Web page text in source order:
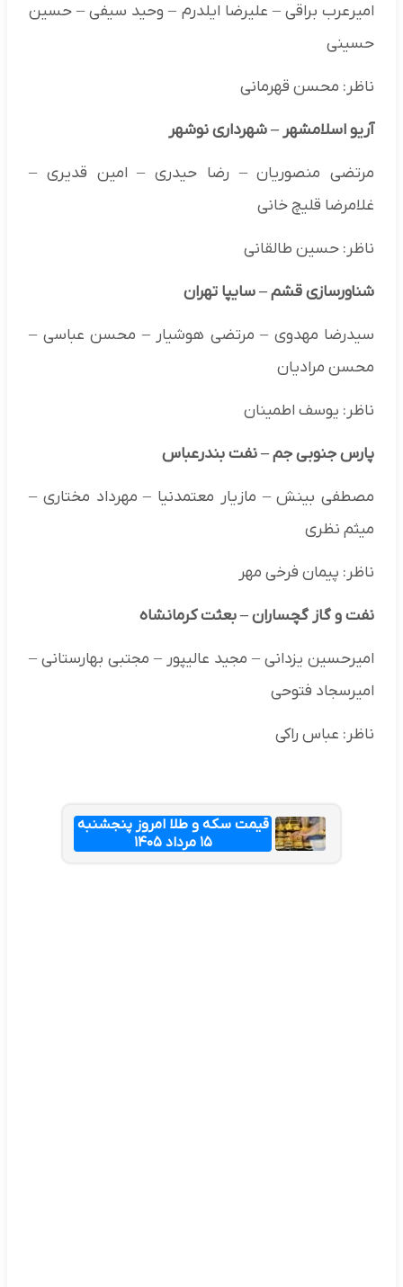
امیرعرب براقی – علیرضا ایلدرم – وحید سیفی – حسین
حسینی
ناظر: محسن قهرمانی
آریو اسلامشهر –شهرداری نوشهر
مرتضی منصوریان – رضا حیدری – امین قدیری –
غلامرضا قلیچ خانی
ناظر: حسین طالقانی
شناورسازی قشم–سایپا تهران
سیدرضا مهدوی – مرتضی هوشیار – محسن عباسی –
محسن مرادیان
ناظر: یوسف اطمینان
پارس جنوبی جم–نفت بندرعباس
مصطفی بینش – مازیار معتمدنیا – مهرداد مختاری –
میثم نظری
ناظر: پیمان فرخی مهر
نفت و گاز گچساران–بعثت کرمانشاه
امیرحسین یزدانی – مجید عالیپور – مجتبی بهارستانی –
امیرسجاد فتوحی
ناظر: عباس راکی
قیمت سکه و طلا امروز پنجشنبه
۱۵ مرداد ۱۴۰۵